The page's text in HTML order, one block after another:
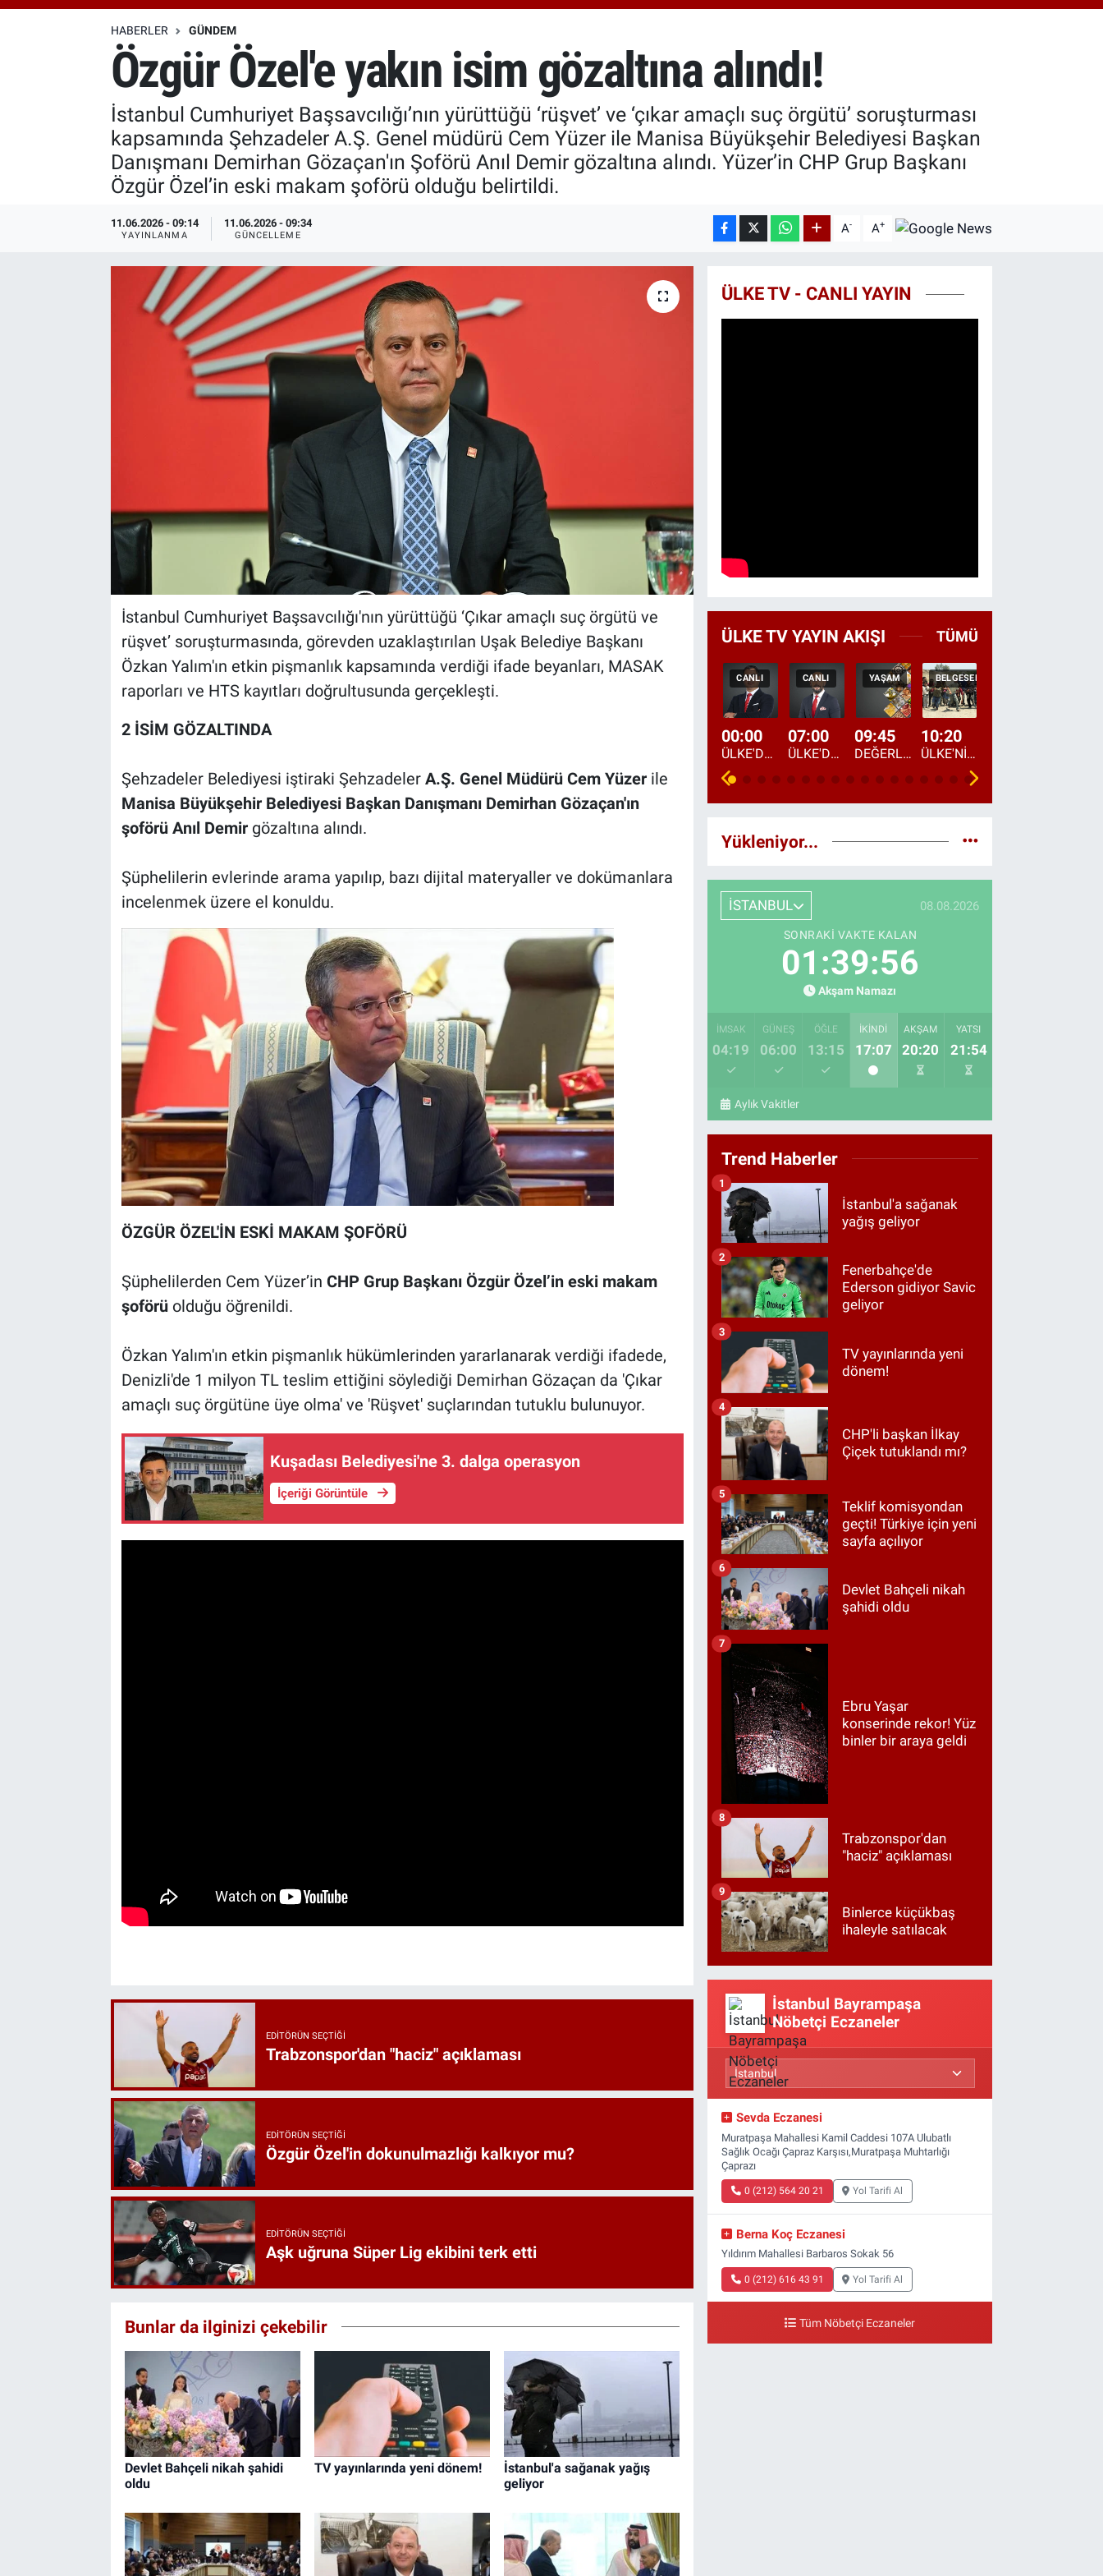
64.944,08
%-0.18
HABERLER GÜNDEM
Özgür Özel'e yakın isim gözaltına alındı!
İstanbul Cumhuriyet Başsavcılığı’nın yürüttüğü ‘rüşvet’ ve ‘çıkar amaçlı suç örgütü’ soruşturması
kapsamında Şehzadeler A.Ş. Genel müdürü Cem Yüzer ile Manisa Büyükşehir Belediyesi Başkan
Danışmanı Demirhan Gözaçan'ın Şoförü Anıl Demir gözaltına alındı. Yüzer’in CHP Grup Başkanı
Özgür Özel’in eski makam şoförü olduğu belirtildi.
11.06.2026 - 09:14
YAYINLANMA
11.06.2026 - 09:34
GÜNCELLEME A- A+
İstanbul Cumhuriyet Başsavcılığı'nın yürüttüğü ‘Çıkar amaçlı suç örgütü ve
rüşvet’ soruşturmasında, görevden uzaklaştırılan Uşak Belediye Başkanı
Özkan Yalım'ın etkin pişmanlık kapsamında verdiği ifade beyanları, MASAK
raporları ve HTS kayıtları doğrultusunda gerçekleşti.
2 İSİM GÖZALTINDA
Şehzadeler Belediyesi iştiraki Şehzadeler A.Ş. Genel Müdürü Cem Yüzer ile
Manisa Büyükşehir Belediyesi Başkan Danışmanı Demirhan Gözaçan'ın
şoförü Anıl Demir gözaltına alındı.
Şüphelilerin evlerinde arama yapılıp, bazı dijital materyaller ve dokümanlara
incelenmek üzere el konuldu.
ÖZGÜR ÖZEL'İN ESKİ MAKAM ŞOFÖRÜ
Şüphelilerden Cem Yüzer’in CHP Grup Başkanı Özgür Özel’in eski makam
şoförüolduğu öğrenildi.
Özkan Yalım'ın etkin pişmanlık hükümlerinden yararlanarak verdiği ifadede,
Denizli'de 1 milyon TL teslim ettiğini söylediği Demirhan Gözaçan da 'Çıkar
amaçlı suç örgütüne üye olma' ve 'Rüşvet' suçlarından tutuklu bulunuyor.
Kuşadası Belediyesi'ne 3. dalga operasyon
İçeriği Görüntüle
EDITÖRÜN SEÇTIĞI
Trabzonspor'dan "haciz" açıklaması
EDITÖRÜN SEÇTIĞI
Özgür Özel'in dokunulmazlığı kalkıyor mu?
EDITÖRÜN SEÇTIĞI
Aşk uğruna Süper Lig ekibini terk etti
Bunlar da ilginizi çekebilir
Devlet Bahçeli nikah şahidi
oldu
TV yayınlarında yeni dönem!
İstanbul'a sağanak yağış
geliyor
ÜLKE TV - CANLI YAYIN
ÜLKE TV YAYIN AKIŞI TÜMÜ
CANLI
00:00
ÜLKE'DE BU GECE
CANLI
07:00
ÜLKE'DE HAFTA SONU
YAŞAM
09:45
DEĞERLERİN DAVETİ
BELGESEL
10:20
ÜLKE'NİN ÇOCUKLARI
Yükleniyor...
İSTANBUL 08.08.2026
SONRAKI VAKTE KALAN
01:39:55
Akşam Namazı
İMSAK
04:19
GÜNEŞ
06:00
ÖĞLE
13:15
İKINDI
17:07
AKŞAM
20:20
YATSI
21:54
Aylık Vakitler
Trend Haberler
İstanbul'a sağanak
yağış geliyor
1
Fenerbahçe'de
Ederson gidiyor Savic
geliyor
2
TV yayınlarında yeni
dönem!
3
CHP'li başkan İlkay
Çiçek tutuklandı mı?
4
Teklif komisyondan
geçti! Türkiye için yeni
sayfa açılıyor
5
Devlet Bahçeli nikah
şahidi oldu
6
Ebru Yaşar
konserinde rekor! Yüz
binler bir araya geldi
7
Trabzonspor'dan
"haciz" açıklaması
8
Binlerce küçükbaş
ihaleyle satılacak
9
İstanbul Bayrampaşa
Nöbetçi Eczaneler
Sevda Eczanesi
Muratpaşa Mahallesi Kamil Caddesi 107A Ulubatlı
Sağlık Ocağı Çapraz Karşısı,Muratpaşa Muhtarlığı
Çaprazı
0 (212) 564 20 21 Yol Tarifi Al
Berna Koç Eczanesi
Yıldırım Mahallesi Barbaros Sokak 56
0 (212) 616 43 91 Yol Tarifi Al
Tüm Nöbetçi Eczaneler
Özel Haberler
Özel Haberler
Erişim Bilgileri
Haber Arşivi